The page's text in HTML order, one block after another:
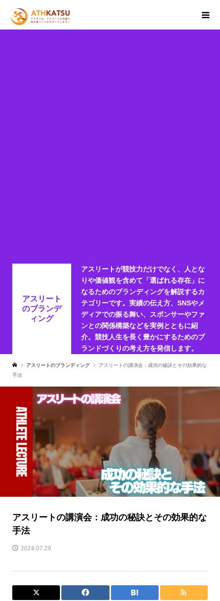
アスリート
のブランデ
ィング
アスリートが競技力だけでなく、人とな
りや価値観を含めて「選ばれる存在」に
なるためのブランディングを解説するカ
テゴリーです。実績の伝え方、SNSやメ
ディアでの振る舞い、スポンサーやファ
ンとの関係構築などを実例とともに紹
介。競技人生を長く豊かにするためのブ
ランドづくりの考え方を発信します。
アスリートのブランディング
アスリートの講演会：成功の秘訣とその効果的な
手法
アスリートの講演会：成功の秘訣とその効果的な
手法
2024.07.29